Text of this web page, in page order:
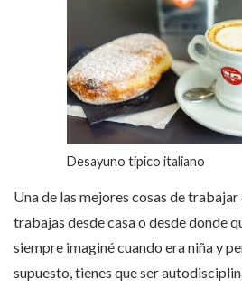
Desayuno típico italiano
Una de las mejores cosas de trabajar
trabajas desde casa o desde donde
siempre imaginé cuando era niña y
supuesto, tienes que ser